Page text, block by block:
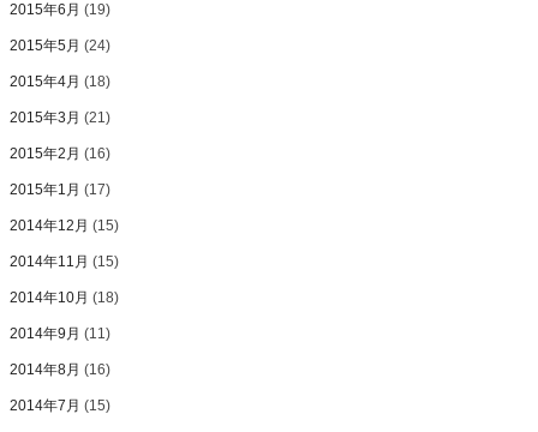
2015年6月 (19)
2015年5月 (24)
2015年4月 (18)
2015年3月 (21)
2015年2月 (16)
2015年1月 (17)
2014年12月 (15)
2014年11月 (15)
2014年10月 (18)
2014年9月 (11)
2014年8月 (16)
2014年7月 (15)